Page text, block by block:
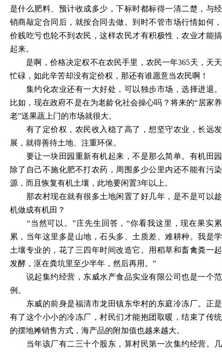
是什么肥料、预计收成多少，下标时都标得一清二楚，与经
销商敲定合同后，就按合同去做。到时不管市场行情如何，
价贱吃亏也轮不到农民，这样农民才有积极性，农业才能搞
起来。
是啊，价格决定权不在农民手里，农民一年365天，天天
忙碌，如此辛苦却没有定价权，那还有谁愿意当农民啊！
集约化农业还有一大好处，可以独步市场，选择进退。
比如，现在政府不是在为老龄化社会操心吗？将来的“居家养
老”送果蔬上门的市场就很大。
有了定价权，农民收入稳了高了，想坚守农业，长远发
展，就得善待土地、注重环保。
要让一块田园重新有机起来，不是那么简单。有机田园
除了自己不施化肥不打农药，周围多少公里内还不能有污染
源，而且恢复有机土壤，此地要闲置3年以上。
那农村现在就有很多土地闲置了好几年，是不是可以趁
机做成有机田？
“当然可以。”庄先生回答，“你看我这里，现在果实累
累，当年这里多是山地，石头多、土质差、难耕种。我是学
土壤专业的，花了三四年时间改造它。用稻草和畜禽粪一起
发酵，沤在粪坑里至少半年，然后再用。”
说起集约经营，东威水产食品实业有限公司也是一个范
例。
东威的前身是福清市龙田镇东华村的东庭冷冻厂。正是
有了这个小小的冷冻厂，村民们才能抱团取暖，结束了传统
的摆地摊销售方式，海产品的附加值也越来越大。
当年该厂有二三十个股东，算村民第一次集约经营。几